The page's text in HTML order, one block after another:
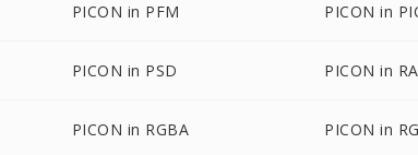
PICON in PFM PICON in
PICON in PSD PICON in
PICON in RGBA PICON in